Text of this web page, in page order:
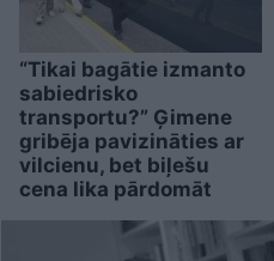
“Tikai bagātie izmanto
sabiedrisko
transportu?” Ģimene
gribēja pavizināties ar
vilcienu, bet biļešu
cena lika pārdomāt